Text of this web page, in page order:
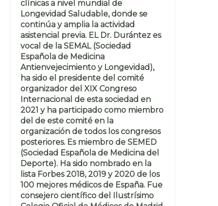
clínicas a nivel mundial de
Longevidad Saludable, donde se
continúa y amplia la actividad
asistencial previa. EL Dr. Durántez es
vocal de la SEMAL (Sociedad
Española de Medicina
Antienvejecimiento y Longevidad),
ha sido el presidente del comité
organizador del XIX Congreso
Internacional de esta sociedad en
2021 y ha participado como miembro
del de este comité en la
organización de todos los congresos
posteriores. Es miembro de SEMED
(Sociedad Española de Medicina del
Deporte). Ha sido nombrado en la
lista Forbes 2018, 2019 y 2020 de los
100 mejores médicos de España. Fue
consejero científico del Ilustrísimo